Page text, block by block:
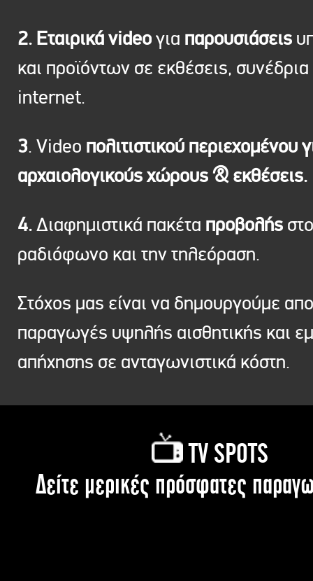
2. Εταιρικά videoγια παρουσιάσεις
και προϊόντων σε εκθέσεις, συνέδρια
internet.
3. Video πολιτιστικού περιεχομένου
αρχαιολογικούς χώρους & εκθέσεις.
4.Διαφημιστικά πακέτα προβολής στο
ραδιόφωνο και την τηλεόραση.
Στόχος μας είναι να δημουργούμε
παραγωγές υψηλής αισθητικής και
απήχησης σε ανταγωνιστικά κόστη.
TV SPOTS
Δείτε μερικές πρόσφατες